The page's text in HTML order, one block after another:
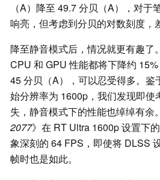
（A）降至 49.7 分贝（A），对于
响亮，但考虑到分贝的对数刻度，
降至静音模式后，情况就更有趣了
CPU 和 GPU 性能都将下降约
45 分贝（A），可以忍受得多。鉴
始分辨率为 1600p，我们发现即使
失，静音模式下的性能也绰绰有余
2077》在 RT Ultra 1600p 设置下
象深刻的 64 FPS，即使将 DLSS
帧时也是如此。